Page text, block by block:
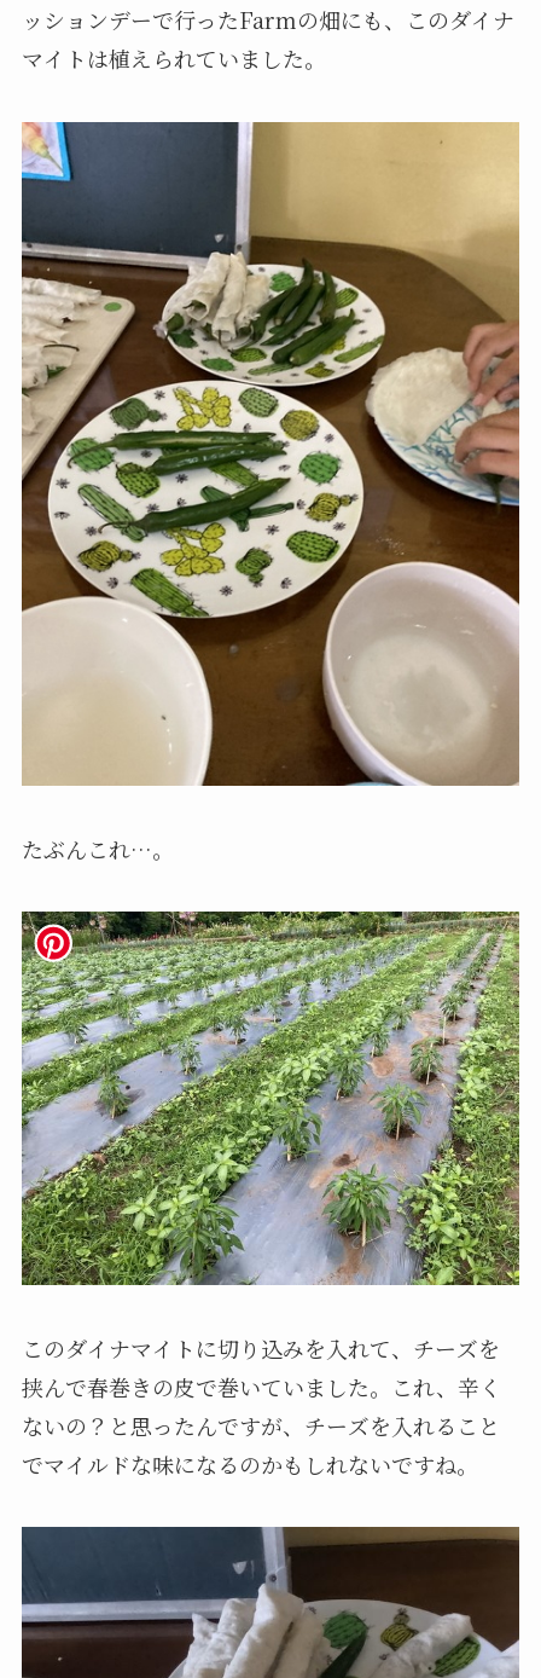
ッションデーで行ったFarmの畑にも、このダイナ
マイトは植えられていました。
たぶんこれ…。
このダイナマイトに切り込みを入れて、チーズを
挟んで春巻きの皮で巻いていました。これ、辛く
ないの？と思ったんですが、チーズを入れること
でマイルドな味になるのかもしれないですね。